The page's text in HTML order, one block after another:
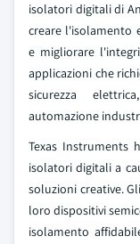
isolatori digitali di
creare l'isolamento
e migliorare
applicazioni che
sicurezza
automazione
Texas Instruments
isolatori digitali a
soluzioni creative.
loro dispositivi
isolamento